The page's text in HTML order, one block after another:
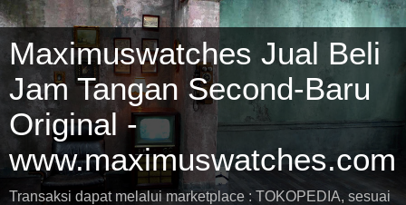
Maximuswatches Jual Beli
Jam Tangan Second-Baru
Original -
www.maximuswatches.com
Transaksi dapat melalui marketplace : TOKOPEDIA, sesuai